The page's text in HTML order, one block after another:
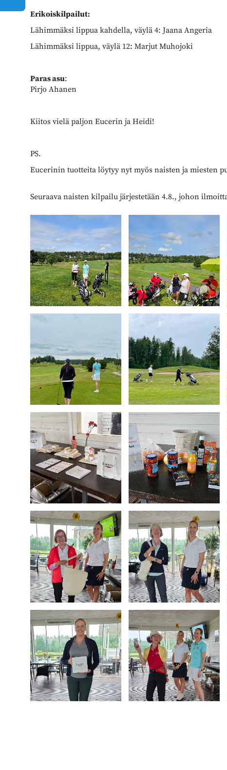
Erikoiskilpailut:
Lähimmäksi lippua kahdella, väylä 4: Jaana Angeria
Lähimmäksi lippua, väylä 12: Marjut Muhojoki
Paras asu:
Pirjo Ahanen
Kiitos vielä paljon Eucerin ja Heidi!
PS.
Eucerinin tuotteita löytyy nyt myös naisten ja miesten
Seuraava naisten kilpailu järjestetään 4.8., johon